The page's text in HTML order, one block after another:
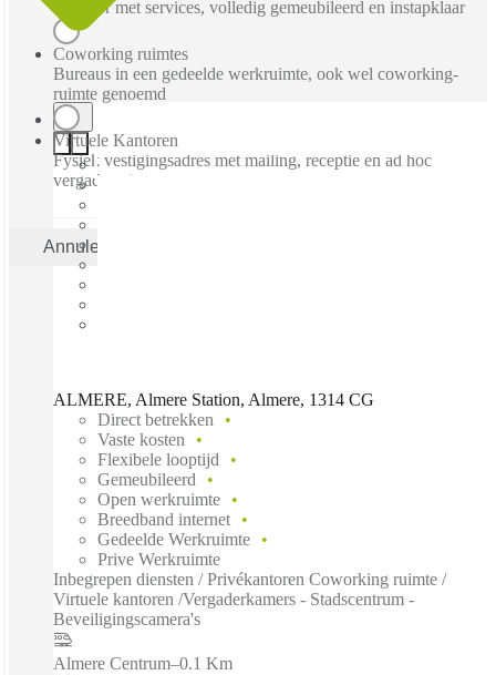
Kantoor met services, volledig gemeubileerd en instapklaar
Coworking ruimtes
Bureaus in een gedeelde werkruimte, ook wel coworking-
ruimte genoemd
Virtuele Kantoren
Fysiek vestigingsadres met mailing, receptie en ad hoc
vergaderruimtes
Annuleren
ALMERE, Almere Station, Almere, 1314 CG
Direct betrekken
Vaste kosten
Flexibele looptijd
Gemeubileerd
Open werkruimte
Breedband internet
Gedeelde Werkruimte
Prive Werkruimte
Inbegrepen diensten / Privékantoren Coworking ruimte /
Virtuele kantoren /Vergaderkamers - Stadscentrum -
Beveiligingscamera's
Almere Centrum–0.1 Km